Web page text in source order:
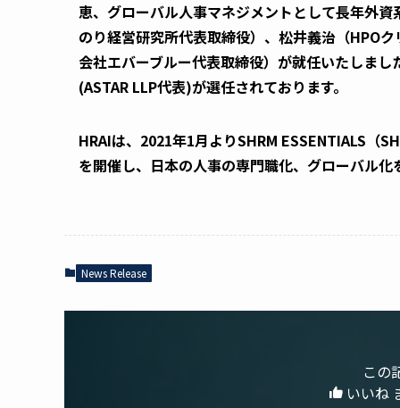
恵、グローバル人事マネジメントとして長年外
のり経営研究所代表取締役）、松井義治（HPO
会社エバーブルー代表取締役）が就任いたしま
(ASTAR LLP代表)が選任されております。
HRAIは、2021年1月よりSHRM ESSENTIALS（
を開催し、日本の人事の専門職化、グローバル化
News Release
この
いいね